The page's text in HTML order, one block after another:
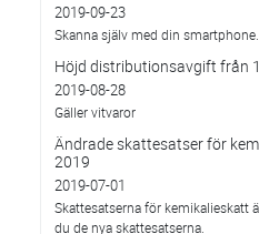
2019-09-23
Skanna själv med din smartphone.
Höjd distributionsavgift från
2019-08-28
Gäller vitvaror
Ändrade skattesatser för
2019
2019-07-01
Skattesatserna för kemikalieskatt
du de nya skattesatserna.